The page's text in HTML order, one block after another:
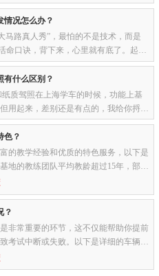
。灯——“先打灯，等三...
情况怎么办？
马路真人秀”，最怕的不是技术，而是
口诀，背下来，心里就有底了。起步
！①空挡+拉手刹→②重...
有什么区别？
质驾照在上海学车的时候，功能上基
用起来，差别还是有点的，我给你捋一
拟驾照”，交管12123 App...
色？
的教学经验和优质的特色服务，以下是
地的教练团队平均教龄超过15年，部分
团队经过严格考核，持证上...
？
非常重要的环节，这不仅能帮助你提前
考试中断或失败。以下是详细的车辆检
逆时针方向）1. 车身外观：...